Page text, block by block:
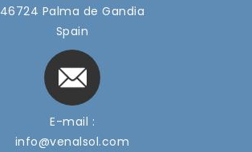
46724 Palma de Gandia
Spain
E-mail :
info@venalsol.com